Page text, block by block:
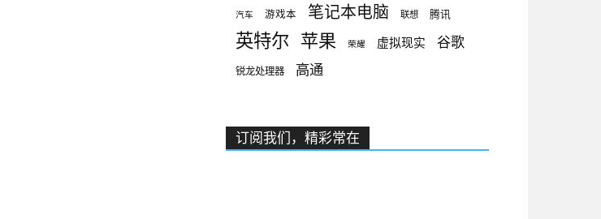
汽车 游戏本 笔记本电脑 联想 腾讯
英特尔 苹果 荣耀 虚拟现实 谷歌
锐龙处理器 高通
订阅我们，精彩常在